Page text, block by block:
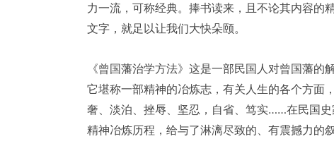
力一流，可称经典。捧书读来，且不论其内容的
文字，就足以让我们大快朵颐。
《曾国藩治学方法》这是一部民国人对曾国藩的
它堪称一部精神的冶炼志，有关人生的各个方面
奢、淡泊、挫辱、坚忍，自省、笃实……在民国
精神冶炼历程，给与了淋漓尽致的、有震撼力的叙